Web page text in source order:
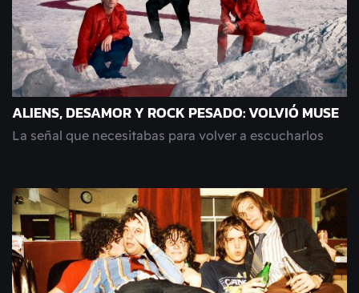
ALIENS, DESAMOR Y ROCK PESADO: VOLVIÓ MUSE
La señal que necesitabas para volver a escucharlos